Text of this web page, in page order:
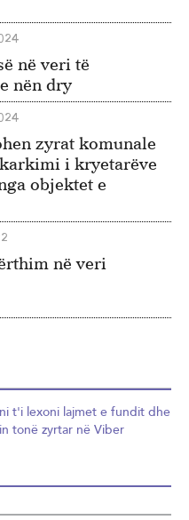
në veri të
nën dry
zyrat komunale
i kryetarëve
objektet e
në veri
t'i lexoni lajmet e fundit dhe
tonë zyrtar në Viber